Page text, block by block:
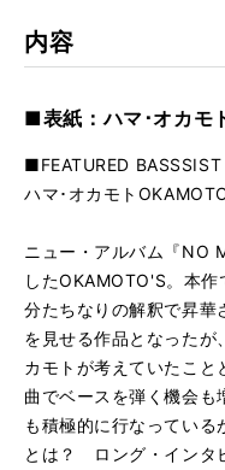
内容
■表紙：ハマ･オカモ
■FEATURED BASSSIST
ハマ･オカモト
ニュー・アルバム『NO
したOKAMOTO'S。本
分たちなりの解釈で昇華
を見せる作品となったが
カモトが考えていたこ
曲でベースを弾く機会
も積極的に行なっている
とは？ ロング・インタ